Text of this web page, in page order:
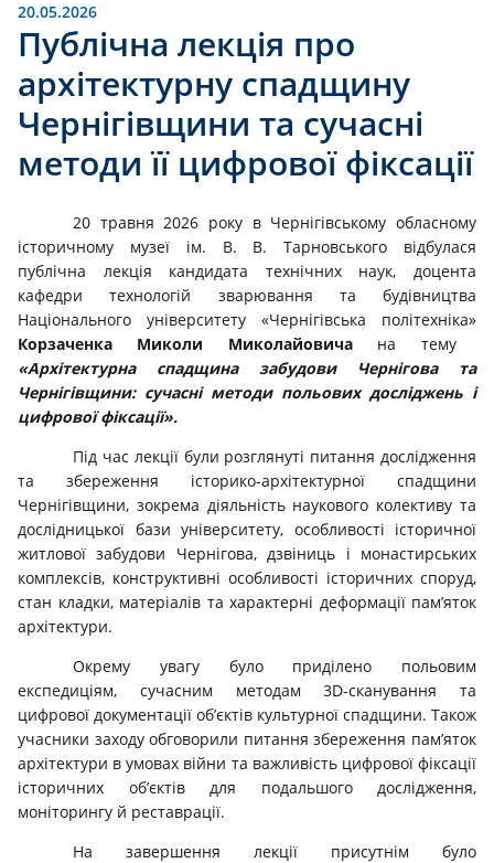
20.05.2026
Публічна лекція про
архітектурну спадщину
Чернігівщини та сучасні
методи її цифрової фіксації
20 травня 2026 року в Чернігівському обласному
історичному музеї ім. В. В. Тарновського відбулася
публічна лекція кандидата технічних наук, доцента
кафедри технологій зварювання та будівництва
Національного університету «Чернігівська політехніка»
Корзаченка Миколи Миколайовичана тему
«Архітектурна спадщина забудови Чернігова та
Чернігівщини: сучасні методи польових досліджень і
цифрової фіксації».
Під час лекції були розглянуті питання дослідження
та збереження історико-архітектурної спадщини
Чернігівщини, зокрема діяльність наукового колективу та
дослідницької бази університету, особливості історичної
житлової забудови Чернігова, дзвіниць і монастирських
комплексів, конструктивні особливості історичних споруд,
стан кладки, матеріалів та характерні деформації пам’яток
архітектури.
Окрему увагу було приділено польовим
експедиціям, сучасним методам 3D-сканування та
цифрової документації об’єктів культурної спадщини. Також
учасники заходу обговорили питання збереження пам’яток
архітектури в умовах війни та важливість цифрової фіксації
історичних об’єктів для подальшого дослідження,
моніторингу й реставрації.
На завершення лекції присутнім було